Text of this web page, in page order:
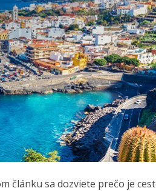
článku sa dozviete prečo je